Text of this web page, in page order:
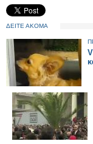
ΔΕΙΤΕ ΑΚΟΜΑ